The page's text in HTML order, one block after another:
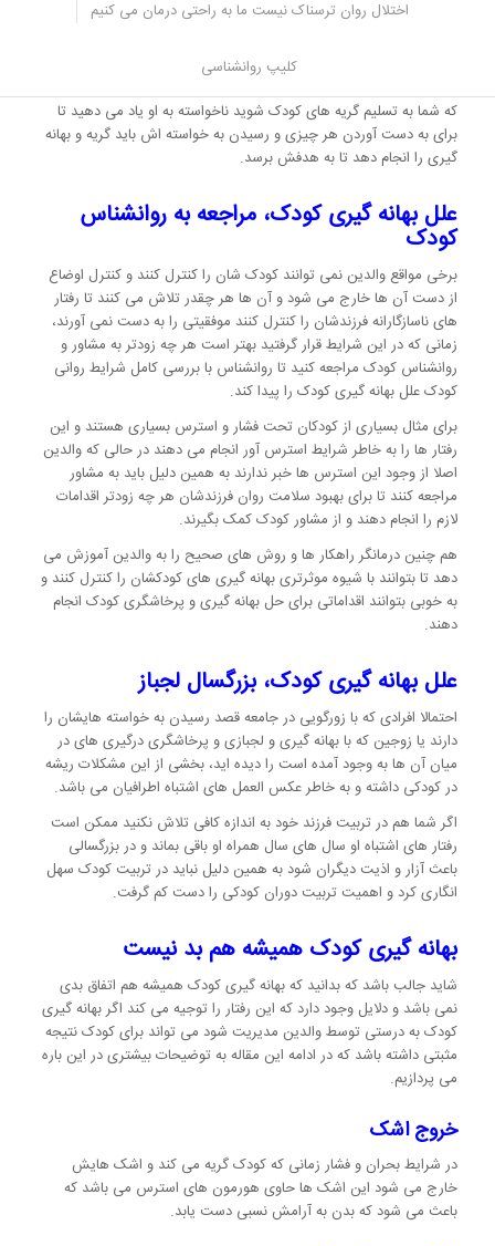
اختلال روان ترسناک نیست ما به راحتی درمان می کنیم
کلیپ روانشناسی
حفظ آرامش راجع به خواسته اش حرف بزند اگر بچه بهانه گیری را به
که شما به تسلیم گریه های کودک شوید ناخواسته به او یاد می دهید تا
برای به دست آوردن هر چیزی و رسیدن به خواسته اش باید گریه و بهانه
گیری را انجام دهد تا به هدفش برسد.
علل بهانه گیری کودک، مراجعه به روانشناس
کودک
برخی مواقع والدین نمی توانند کودک شان را کنترل کنند و کنترل اوضاع
از دست آن ها خارج می شود و آن ها هر چقدر تلاش می کنند تا رفتار
های ناسازگارانه فرزندشان را کنترل کنند موفقیتی را به دست نمی آورند،
زمانی که در این شرایط قرار گرفتید بهتر است هر چه زودتر به مشاور و
روانشناس کودک مراجعه کنید تا روانشناس با بررسی کامل شرایط روانی
کودک علل بهانه گیری کودک را پیدا کند.
برای مثال بسیاری از کودکان تحت فشار و استرس بسیاری هستند و این
رفتار ها را به خاطر شرایط استرس آور انجام می دهند در حالی که والدین
اصلا از وجود این استرس ها خبر ندارند به همین دلیل باید به مشاور
مراجعه کنند تا برای بهبود سلامت روان فرزندشان هر چه زودتر اقدامات
لازم را انجام دهند و از مشاور کودک کمک بگیرند.
هم چنین درمانگر راهکار ها و روش های صحیح را به والدین آموزش می
دهد تا بتوانند با شیوه موثرتری بهانه گیری های کودکشان را کنترل کنند و
به خوبی بتوانند اقداماتی برای حل بهانه گیری و پرخاشگری کودک انجام
دهند.
علل بهانه گیری کودک، بزرگسال لجباز
احتمالا افرادی که با زورگویی در جامعه قصد رسیدن به خواسته هایشان را
دارند یا زوجین که با بهانه گیری و لجبازی و پرخاشگری درگیری های در
میان آن ها به وجود آمده است را دیده اید، بخشی از این مشکلات ریشه
در کودکی داشته و به خاطر عکس العمل های اشتباه اطرافیان می باشد.
اگر شما هم در تربیت فرزند خود به اندازه کافی تلاش نکنید ممکن است
رفتار های اشتباه او سال های سال همراه او باقی بماند و در بزرگسالی
باعث آزار و اذیت دیگران شود به همین دلیل نباید در تربیت کودک سهل
انگاری کرد و اهمیت تربیت دوران کودکی را دست کم گرفت.
بهانه گیری کودک همیشه هم بد نیست
شاید جالب باشد که بدانید که بهانه گیری کودک همیشه هم اتفاق بدی
نمی باشد و دلایل وجود دارد که این رفتار را توجیه می کند اگر بهانه گیری
کودک به درستی توسط والدین مدیریت شود می تواند برای کودک نتیجه
مثبتی داشته باشد که در ادامه این مقاله به توضیحات بیشتری در این باره
می پردازیم.
خروج اشک
در شرایط بحران و فشار زمانی که کودک گریه می کند و اشک هایش
خارج می شود این اشک ها حاوی هورمون های استرس می باشد که
باعث می شود که بدن به آرامش نسبی دست یابد.